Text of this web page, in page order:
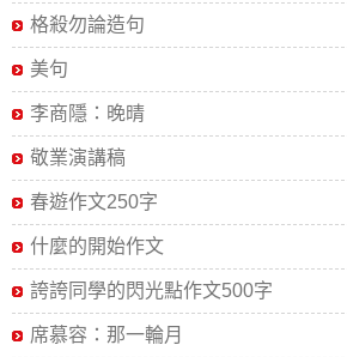
格殺勿論造句
美句
李商隱：晚晴
敬業演講稿
春遊作文250字
什麼的開始作文
誇誇同學的閃光點作文500字
席慕容：那一輪月